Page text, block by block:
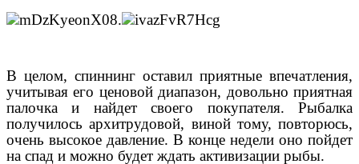
.
В целом, спиннинг оставил приятные впечатления,
учитывая его ценовой диапазон, довольно приятная
палочка и найдет своего покупателя. Рыбалка
получилось архитрудовой, виной тому, повторюсь,
очень высокое давление. В конце недели оно пойдет
на спад и можно будет ждать активизации рыбы.